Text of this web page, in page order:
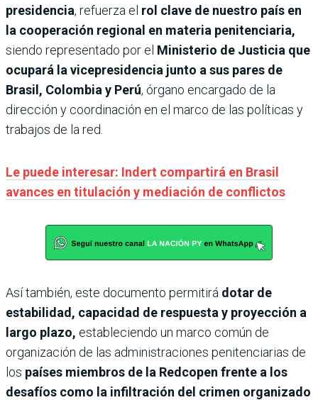
presidencia, refuerza el rol clave de nuestro país en
la cooperación regional en materia penitenciaria,
siendo representado por el Ministerio de Justicia que
ocupará la vicepresidencia junto a sus pares de
Brasil, Colombia y Perú, órgano encargado de la
dirección y coordinación en el marco de las políticas y
trabajos de la red.
Le puede interesar: Indert compartirá en Brasil
avances en titulación y mediación de conflictos
Así también, este documento permitirá dotar de
estabilidad, capacidad de respuesta y proyección a
largo plazo, estableciendo un marco común de
organización de las administraciones penitenciarias de
los países miembros de la Redcopen frente a los
desafíos como la infiltración del crimen organizado